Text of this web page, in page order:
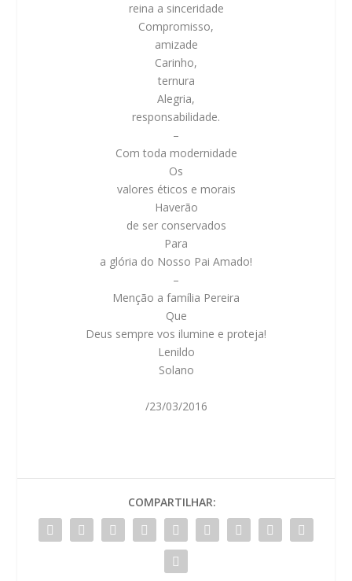
reina a sinceridade
Compromisso,
amizade
Carinho,
ternura
Alegria,
responsabilidade.
–
Com toda modernidade
Os
valores éticos e morais
Haverão
de ser conservados
Para
a glória do Nosso Pai Amado!
–
Menção a família Pereira
Que
Deus sempre vos ilumine e proteja!
Lenildo
Solano
/23/03/2016
COMPARTILHAR: